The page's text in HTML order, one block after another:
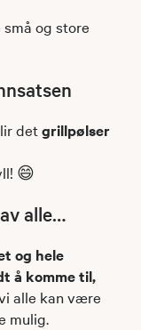
og store
detgrillpølser
😄
alle…
og hele
å komme til,
alle kan være
mulig.